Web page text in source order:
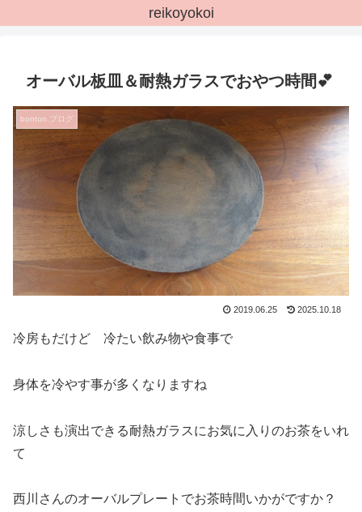
reikoyokoi
オーバル板皿＆耐熱ガラスでおやつ時間💕
bonton.ブログ
2019.06.25 2025.10.18
冷房もだけど 冷たい飲み物や食事で
身体を冷やす事が多くなりますね
涼しさも演出できる耐熱ガラスにお気に入りのお茶をいれ
て
西川さんのオーバルプレートでお茶時間いかがですか？